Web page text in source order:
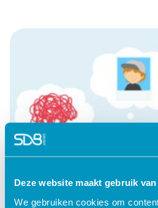
Deze website maakt gebruik
We gebruiken cookies om